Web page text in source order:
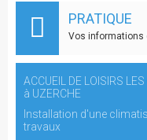
PRATIQUE
Vos informations
ACCUEIL DE LOISIRS
à UZERCHE
Installation d'une
travaux